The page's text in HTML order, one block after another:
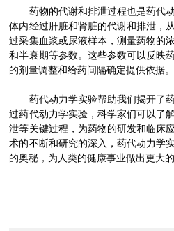
药物的代谢和排泄过程也是药代动
体内经过肝脏和肾脏的代谢和排泄，
过采集血浆或尿液样本，测量药物的
和半衰期等参数。这些参数可以反映
的剂量调整和给药间隔确定提供依据。
药代动力学实验帮助我们揭开了药
过药代动力学实验，科学家们可以了
泄等关键过程，为药物的研发和临床
术的不断和研究的深入，药代动力学
的奥秘，为人类的健康事业做出更大的